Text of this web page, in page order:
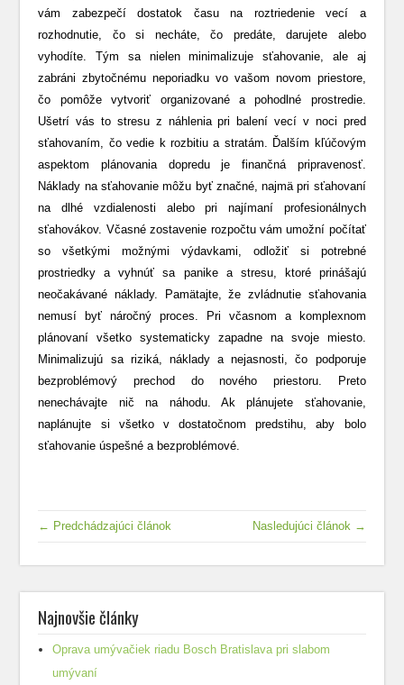
vám zabezpečí dostatok času na roztriedenie vecí a
rozhodnutie, čo si necháte, čo predáte, darujete alebo
vyhodíte. Tým sa nielen minimalizuje sťahovanie, ale aj
zabráni zbytočnému neporiadku vo vašom novom priestore,
čo pomôže vytvoriť organizované a pohodlné prostredie.
Ušetrí vás to stresu z náhlenia pri balení vecí v noci pred
sťahovaním, čo vedie k rozbitiu a stratám. Ďalším kľúčovým
aspektom plánovania dopredu je finančná pripravenosť.
Náklady na sťahovanie môžu byť značné, najmä pri sťahovaní
na dlhé vzdialenosti alebo pri najímaní profesionálnych
sťahovákov. Včasné zostavenie rozpočtu vám umožní počítať
so všetkými možnými výdavkami, odložiť si potrebné
prostriedky a vyhnúť sa panike a stresu, ktoré prinášajú
neočakávané náklady. Pamätajte, že zvládnutie sťahovania
nemusí byť náročný proces. Pri včasnom a komplexnom
plánovaní všetko systematicky zapadne na svoje miesto.
Minimalizujú sa riziká, náklady a nejasnosti, čo podporuje
bezproblémový prechod do nového priestoru. Preto
nenechávajte nič na náhodu. Ak plánujete sťahovanie,
naplánujte si všetko v dostatočnom predstihu, aby bolo
sťahovanie úspešné a bezproblémové.
← Predchádzajúci článok Nasledujúci článok →
Najnovšie články
Oprava umývačiek riadu Bosch Bratislava pri slabom
umývaní